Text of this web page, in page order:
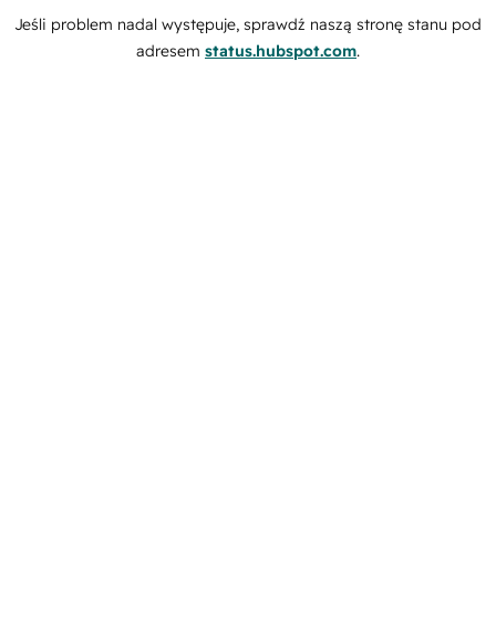
Jeśli problem nadal występuje, sprawdź naszą stronę stanu pod
adresem status.hubspot.com.